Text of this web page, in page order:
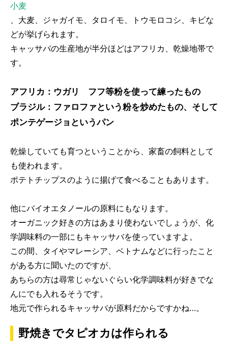
小麦
、大麦、ジャガイモ、タロイモ、トウモロコシ、キビな
どが挙げられます。
キャッサバの生産地が半分ほどはアフリカ、乾燥地帯で
す。
アフリカ：ウガリ フフ等粉を使って練ったもの
ブラジル：ファロファという粉を炒めたもの、そして
ポンテゲージョというパン
乾燥していても育つということから、家畜の飼料として
も使われます。
ポテトチップスのように揚げて食べることもあります。
他にバイオエタノールの原料にもなります。
オーガニック好きの方はあまり使わないでしょうが、化
学調味料の一部にもキャッサバを使っていますよ。
この間、タイやマレーシア、ベトナムなどに行ったこと
がある方に聞いたのですが、
あちらの方は尋常じゃないぐらい化学調味料が好きでな
んにでも入れるそうです。
地元で作られるキャッサバが原料だからですかね…。
野焼きでタピオカは作られる